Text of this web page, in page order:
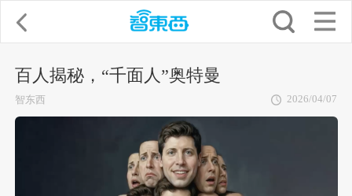
百人揭秘，“千面人”奥特曼
智东西 2026/04/07